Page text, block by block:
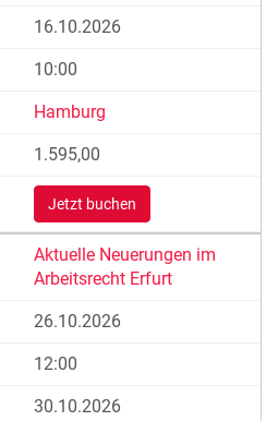
16.10.2026
10:00
Hamburg
1.595,00
Jetzt buchen
Aktuelle Neuerungen im
Arbeitsrecht Erfurt
26.10.2026
12:00
30.10.2026